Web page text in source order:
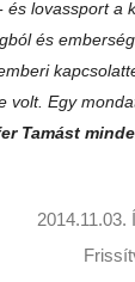
és lovassport a
és
volt. Egy
Tamást
2014.11.03.